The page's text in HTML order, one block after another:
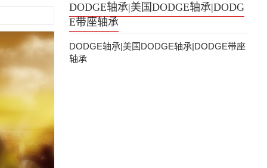
DODGE轴承|美国DODGE轴承|DODG
E带座轴承
DODGE轴承|美国DODGE轴承|DODGE带座
轴承